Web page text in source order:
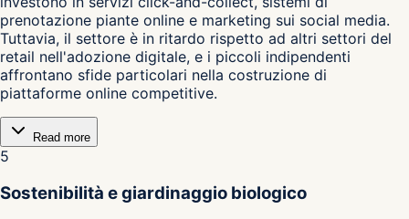
prenotazione piante online e marketing sui social media.
Tuttavia, il settore è in ritardo rispetto ad altri settori del
retail nell'adozione digitale, e i piccoli indipendenti
affrontano sfide particolari nella costruzione di
piattaforme online competitive.
Read more
5
Sostenibilità e giardinaggio biologico